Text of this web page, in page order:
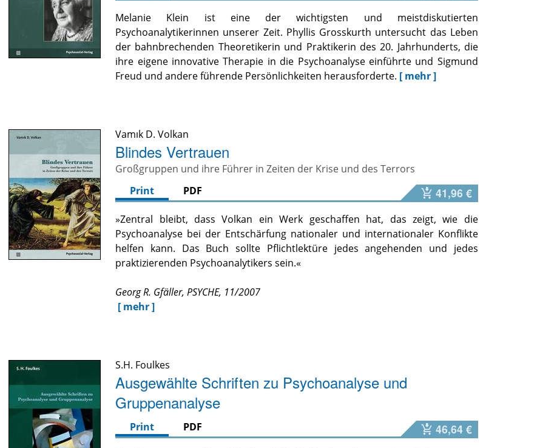
Melanie Klein ist eine der wichtigsten und meistdiskutierten
Psychoanalytikerinnen unserer Zeit. Phyllis Grosskurth untersucht das Leben
der bahnbrechenden Theoretikerin und Praktikerin des 20. Jahrhunderts, die
ihre eigene innovative Therapie in die Psychoanalyse einführte und Sigmund
Freud und andere führende Persönlichkeiten herausforderte. [ mehr ]
Vamık D. Volkan
Blindes Vertrauen
Großgruppen und ihre Führer in Zeiten der Krise und des Terrors
Print
PDF 41,96 €
»Zentral bleibt, dass Volkan ein Werk geschaffen hat, das zeigt, wie die
Psychoanalyse bei der Entschärfung nationaler und internationaler Konflikte
helfen kann. Das Buch sollte Pflichtlektüre jedes angehenden und jedes
praktizierenden Psychoanalytikers sein.«
Georg R. Gfäller, PSYCHE, 11/2007
[ mehr ]
S.H. Foulkes
Ausgewählte Schriften zu Psychoanalyse und
Gruppenanalyse
Print PDF 46,64 €